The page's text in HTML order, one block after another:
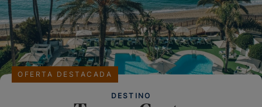
DESTINO
OFERTA DESTACADA